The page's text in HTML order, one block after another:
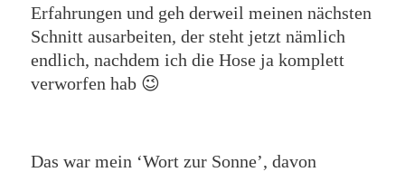
Erfahrungen und geh derweil meinen nächsten
Schnitt ausarbeiten, der steht jetzt nämlich
endlich, nachdem ich die Hose ja komplett
verworfen hab 😉
Das war mein ‘Wort zur Sonne’, davon